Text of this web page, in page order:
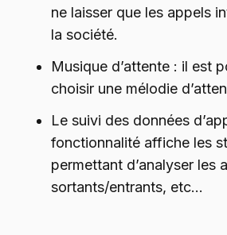
ne laisser que les appels
la société.
Musique d’attente : il est
choisir une mélodie
Le suivi des données
fonctionnalité affiche les
permettant d’analyser les
sortants/entrants, etc…